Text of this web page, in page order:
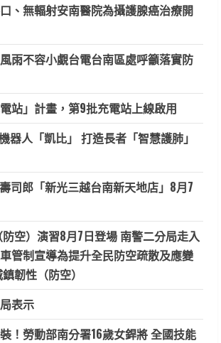
口、無輻射安南醫院為攝護腺癌治療開
風雨不容小覷台電台南區處呼籲落實防
站」計畫，第9批充電站上線啟用
器人「凱比」 打造長者「智慧護肺」
司郎「新光三越台南新天地店」8月7
空）演習8月7日登場 南警二分局走入
管制宣導為提升全民防空疏散及應變
韌性（防空）
表示
！勞動部南分署16歲女銲將 全國技能